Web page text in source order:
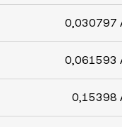
0,030797
0,061593
0,15398